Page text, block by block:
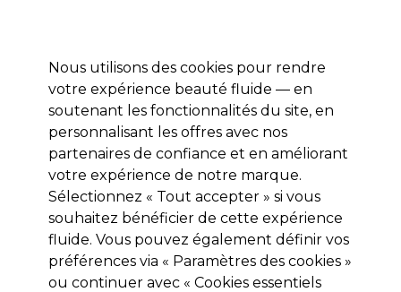
Se connecter
Marques Bons plans Coiffure Electro et Matériel
Livraison et délais
lire la suite
Saiza
Saïza Ciseaux Sculpteur Offset Effi
Cobra 5.5"
Nous utilisons des cookies pour rendre
votre expérience beauté fluide — en
soutenant les fonctionnalités du site, en
personnalisant les offres avec nos
partenaires de confiance et en améliorant
votre expérience de notre marque.
Sélectionnez « Tout accepter » si vous
souhaitez bénéficier de cette expérience
fluide. Vous pouvez également définir vos
préférences via « Paramètres des cookies »
ou continuer avec « Cookies essentiels